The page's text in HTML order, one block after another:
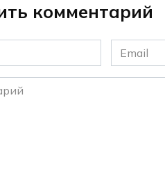
комментарий
Email
*